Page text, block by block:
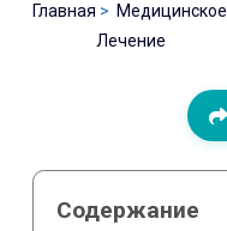
Главная
Медицинское
Лечение
Содержание